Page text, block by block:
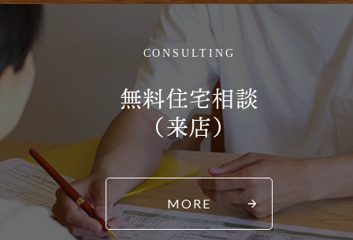
CONSULTING
無料住宅相談
（来店）
MORE